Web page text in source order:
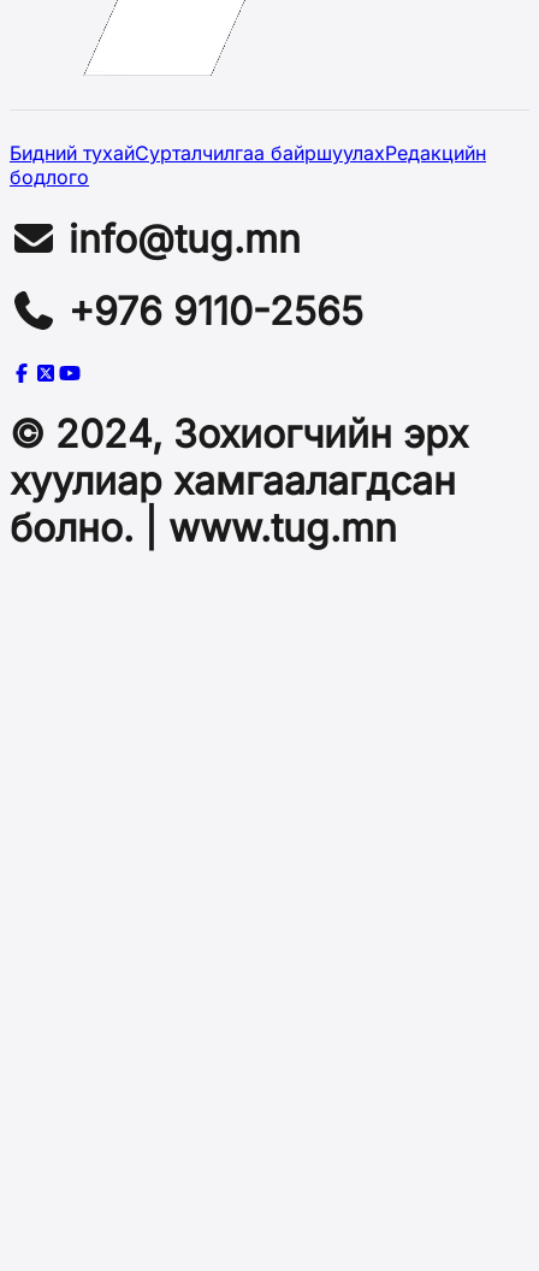
Бидний тухайСурталчилгаа байршуулахРедакцийн
бодлого
info@tug.mn
+976 9110-2565
© 2024, Зохиогчийн эрх
хуулиар хамгаалагдсан
болно. | www.tug.mn